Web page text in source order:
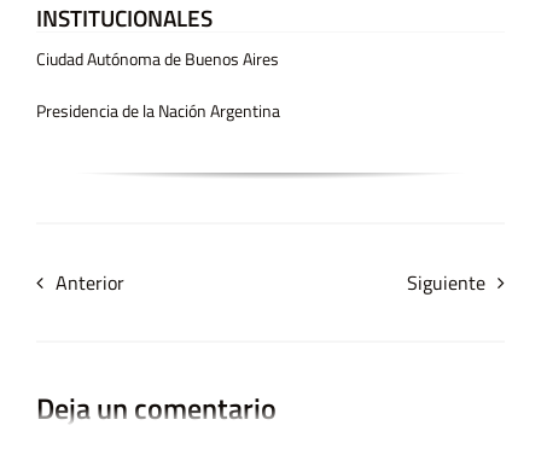
INSTITUCIONALES
Ciudad Autónoma de Buenos Aires
Presidencia de la Nación Argentina
Anterior Siguiente
Deja un comentario